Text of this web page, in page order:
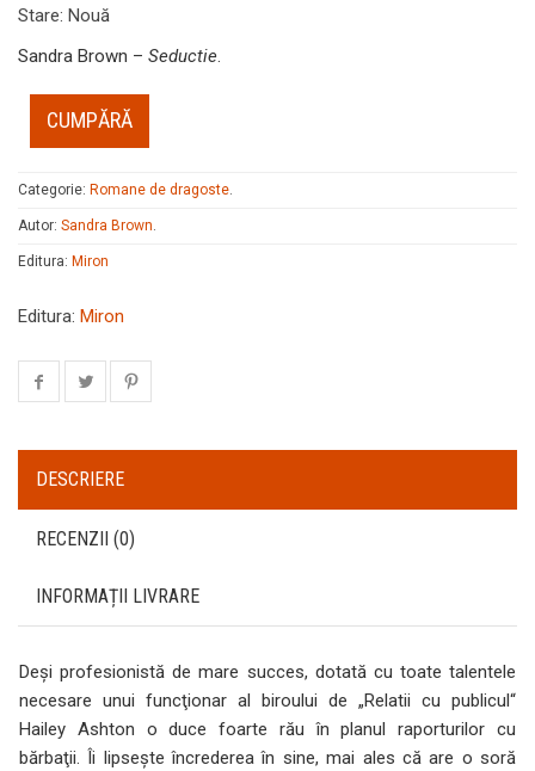
Stare: Nouă
Sandra Brown – Seductie.
CUMPĂRĂ
Categorie: Romane de dragoste.
Autor: Sandra Brown.
Editura: Miron
Editura: Miron
DESCRIERE
RECENZII (0)
INFORMAȚII LIVRARE
Deşi profesionistă de mare succes, dotată cu toate talentele
necesare unui funcţionar al biroului de „Relatii cu publicul“
Hailey Ashton o duce foarte rău în planul raporturilor cu
bărbaţii. Îi lipseşte încrederea în sine, mai ales că are o soră